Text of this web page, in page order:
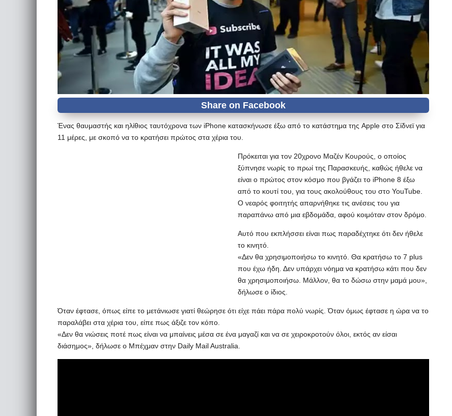
Ένας θαυμαστής και ηλίθιος ταυτόχρονα των iPhone κατασκήνωσε έξω από το κατάστημα της Apple στο Σίδνεϊ για
11 μέρες, με σκοπό να το κρατήσει πρώτος στα χέρια του.
Πρόκειται για τον 20χρονο Μαζέν Κουρούς, ο οποίος
ξύπνησε νωρίς το πρωί της Παρασκευής, καθώς ήθελε να
είναι ο πρώτος στον κόσμο που βγάζει το iPhone 8 έξω
από το κουτί του, για τους ακολούθους του στο YouTube.
Ο νεαρός φοιτητής απαρνήθηκε τις ανέσεις του για
παραπάνω από μια εβδομάδα, αφού κοιμόταν στον δρόμο.
Αυτό που εκπλήσσει είναι πως παραδέχτηκε ότι δεν ήθελε
το κινητό.
«Δεν θα χρησιμοποιήσω το κινητό. Θα κρατήσω το 7 plus
που έχω ήδη. Δεν υπάρχει νόημα να κρατήσω κάτι που δεν
θα χρησιμοποιήσω. Μάλλον, θα το δώσω στην μαμά μου»,
δήλωσε ο ίδιος.
Όταν έφτασε, όπως είπε το μετάνιωσε γιατί θεώρησε ότι είχε πάει πάρα πολύ νωρίς. Όταν όμως έφτασε η ώρα να το
παραλάβει στα χέρια του, είπε πως άξιζε τον κόπο.
«Δεν θα νιώσεις ποτέ πως είναι να μπαίνεις μέσα σε ένα μαγαζί και να σε χειροκροτούν όλοι, εκτός αν είσαι
διάσημος», δήλωσε ο Μπέχμαν στην Daily Mail Australia.